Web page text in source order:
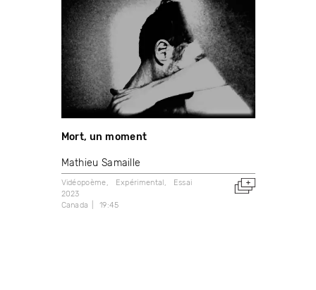
Mort, un moment
Mathieu Samaille
Vidéopoème Expérimental
Essai
2023
Canada
19:45